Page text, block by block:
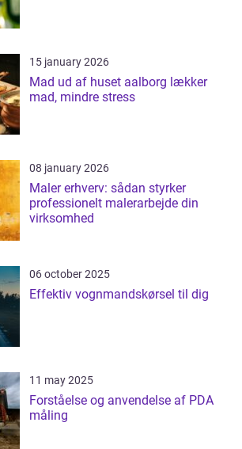
15 january 2026
Mad ud af huset aalborg lækker
mad, mindre stress
08 january 2026
Maler erhverv: sådan styrker
professionelt malerarbejde din
virksomhed
06 october 2025
Effektiv vognmandskørsel til dig
11 may 2025
Forståelse og anvendelse af PDA
måling